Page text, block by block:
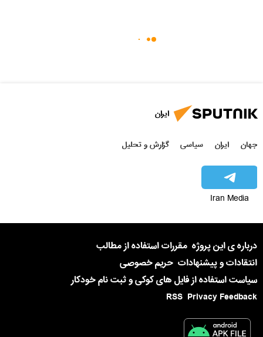
ایران
جهان ایران سیاسی گزارش و تحلیل
Iran Media
درباره ی این پروژه مقررات استفاده از مطالب
انتقادات و پیشنهادات حریم خصوصی
سیاست استفاده از فایل های کوکی و ثبت نام خودکار
Privacy Feedback
RSS